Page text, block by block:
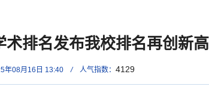
术排名发布我校排名再创新高
年08月16日 13:40 / 人气指数： 4129